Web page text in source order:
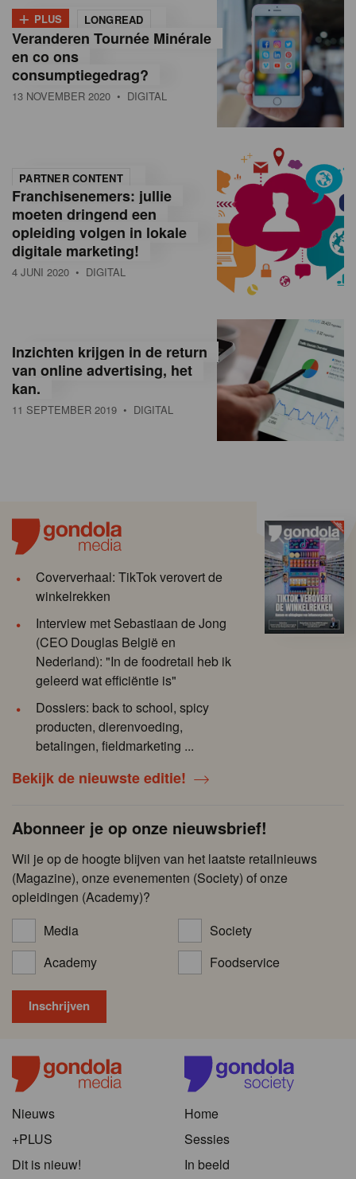
+ PLUS LONGREAD
Veranderen Tournée Minérale
en co ons
consumptiegedrag?
13 NOVEMBER 2020 • DIGITAL
PARTNER CONTENT
Franchisenemers: jullie
moeten dringend een
opleiding volgen in lokale
digitale marketing!
4 JUNI 2020 • DIGITAL
Inzichten krijgen in de return
van online advertising, het
kan.
11 SEPTEMBER 2019 • DIGITAL
Coververhaal: TikTok verovert de
winkelrekken
Interview met Sebastiaan de Jong
(CEO Douglas België en
Nederland): "In de foodretail heb ik
geleerd wat efficiëntie is"
Dossiers: back to school, spicy
producten, dierenvoeding,
betalingen, fieldmarketing ...
Bekijk de nieuwste editie!
Abonneer je op onze nieuwsbrief!
Wil je op de hoogte blijven van het laatste retailnieuws
(Magazine), onze evenementen (Society) of onze
opleidingen (Academy)?
Media
Society
Academy
Foodservice
Nieuws
+PLUS
Dit is nieuw!
Home
Sessies
In beeld